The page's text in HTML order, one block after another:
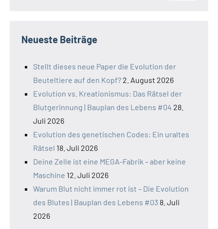
Neueste Beiträge
Stellt dieses neue Paper die Evolution der
Beuteltiere auf den Kopf? 2. August 2026
Evolution vs. Kreationismus: Das Rätsel der
Blutgerinnung | Bauplan des Lebens #04 28.
Juli 2026
Evolution des genetischen Codes: Ein uraltes
Rätsel 18. Juli 2026
Deine Zelle ist eine MEGA-Fabrik – aber keine
Maschine 12. Juli 2026
Warum Blut nicht immer rot ist – Die Evolution
des Blutes | Bauplan des Lebens #03 8. Juli
2026